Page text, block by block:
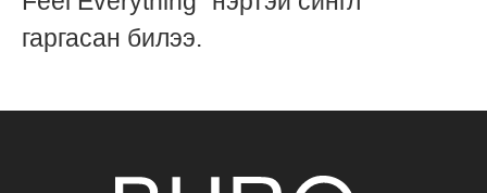
гаргасан билээ.